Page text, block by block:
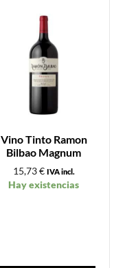
Vino Tinto Ramon
Bilbao Magnum
15,73€ IVA incl.
Hay existencias